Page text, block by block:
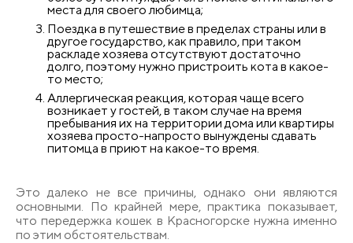
места для своего любимца;
Поездка в путешествие в пределах страны или в
другое государство, как правило, при таком
раскладе хозяева отсутствуют достаточно
долго, поэтому нужно пристроить кота в какое-
то место;
Аллергическая реакция, которая чаще всего
возникает у гостей, в таком случае на время
пребывания их на территории дома или квартиры
хозяева просто-напросто вынуждены сдавать
питомца в приют на какое-то время.
Это далеко не все причины, однако они являются
основными. По крайней мере, практика показывает,
что передержка кошек в Красногорске нужна именно
по этим обстоятельствам.